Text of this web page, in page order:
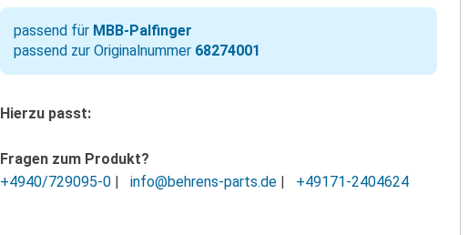
passend für MBB-Palfinger
passend zur Originalnummer 68274001
Hierzu passt:
Fragen zum Produkt?
+4940/729095-0 | info@behrens-parts.de | +49171-2404624